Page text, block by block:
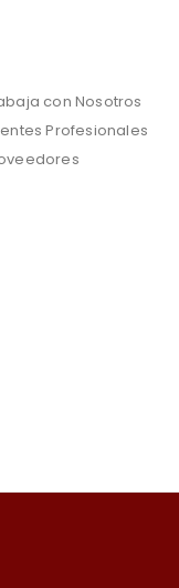
con Nosotros
Profesionales